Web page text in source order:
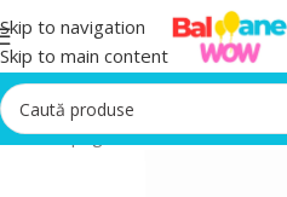
Skip to navigation
Skip to main content
Prima pagină/Baloane latex